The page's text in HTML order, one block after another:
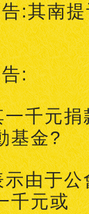
:其南
:
千元
基金?
由于
千元或